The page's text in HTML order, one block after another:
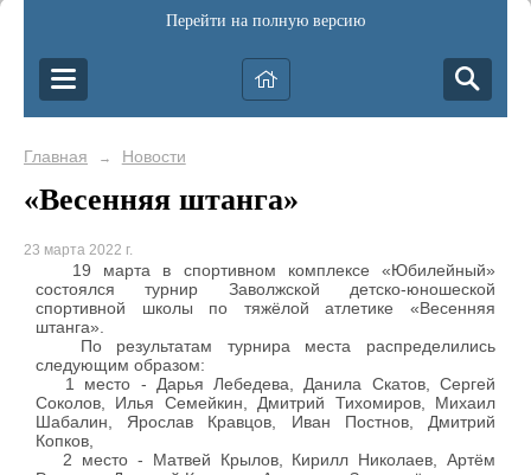
Перейти на полную версию
Главная → Новости
«Весенняя штанга»
23 марта 2022 г.
19 марта в спортивном комплексе «Юбилейный»
состоялся турнир Заволжской детско-юношеской
спортивной школы по тяжёлой атлетике «Весенняя
штанга».
По результатам турнира места распределились
следующим образом:
1 место - Дарья Лебедева, Данила Скатов, Сергей
Соколов, Илья Семейкин, Дмитрий Тихомиров, Михаил
Шабалин, Ярослав Кравцов, Иван Постнов, Дмитрий
Копков,
2 место - Матвей Крылов, Кирилл Николаев, Артём